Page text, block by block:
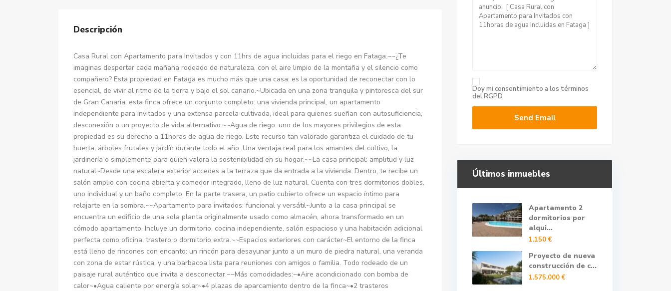
Descripción
Casa Rural con Apartamento para Invitados y con 11hrs de agua incluidas para el riego en Fataga.~~¿Te
imaginas despertar cada mañana rodeado de naturaleza, con el aire limpio de la montaña y el silencio como
compañero? Esta propiedad en Fataga es mucho más que una casa: es la oportunidad de reconectar con lo
esencial, de vivir al ritmo de la tierra y bajo el sol canario.~Ubicada en una zona tranquila y pintoresca del sur
de Gran Canaria, esta finca ofrece un conjunto completo: una vivienda principal, un apartamento
independiente para invitados y una extensa parcela cultivada, ideal para quienes sueñan con autosuficiencia,
desconexión o un proyecto de vida alternativo.~~Agua de riego: uno de los mayores privilegios de esta
propiedad es su derecho a 11horas de agua de riego. Este recurso tan valorado garantiza el cuidado de tu
huerta, árboles frutales y jardín durante todo el año. Una ventaja real para los amantes del cultivo, la
jardinería o simplemente para quien valora la sostenibilidad en su hogar.~~La casa principal: amplitud y luz
natural~Desde una escalera exterior accedes a la terraza que da entrada a la vivienda. Dentro, te recibe un
salón amplio con cocina abierta y comedor integrado, lleno de luz natural. Cuenta con tres dormitorios dobles,
uno individual y un baño completo. En la parte trasera, un patio cubierto ofrece un espacio íntimo para
relajarte en la sombra.~~Apartamento para invitados: funcional y versátil~Junto a la casa principal se
encuentra un edificio de una sola planta originalmente usado como almacén, ahora transformado en un
cómodo apartamento. Incluye un dormitorio, cocina independiente, salón espacioso y una habitación adicional
perfecta como oficina, trastero o dormitorio extra.~~Espacios exteriores con carácter~El entorno de la finca
está lleno de rincones con encanto: un rincón para desayunar junto a un muro de piedra natural, una veranda
con zona de estar rústica, y una barbacoa lista para reuniones con amigos o familia. Todo rodeado de un
paisaje rural auténtico que invita a desconectar.~~Más comodidades:~•Aire acondicionado con bomba de
calor~•Agua caliente por energía solar~•4 plazas de aparcamiento dentro de la finca~•2 trasteros
Doy mi consentimiento a los términos
del RGPD
Últimos inmuebles
Apartamento 2
dormitorios por
alqui...
1.150 €
Proyecto de nueva
construcción de c...
1.575.000 €